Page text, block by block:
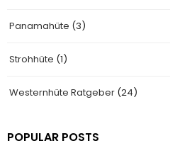
Panamahüte (3)
Strohhüte (1)
Westernhüte Ratgeber (24)
POPULAR POSTS